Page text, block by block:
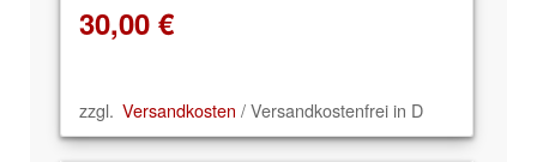
30,00 €
zzgl. Versandkosten / Versandkostenfrei in D